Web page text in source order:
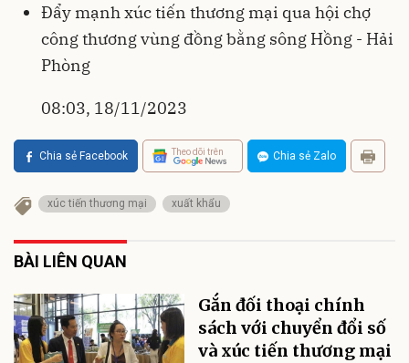
Đẩy mạnh xúc tiến thương mại qua hội chợ
công thương vùng đồng bằng sông Hồng - Hải
Phòng
08:03, 18/11/2023
Chia sẻ Facebook Theo dõi trên Chia sẻ Zalo
xúc tiến thương mại xuất khẩu
BÀI LIÊN QUAN
Gắn đối thoại chính
sách với chuyển đổi số
và xúc tiến thương mại